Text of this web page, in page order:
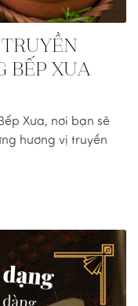
BẾP XƯA
Xưa, nơi bạn sẽ
hương vị truyền